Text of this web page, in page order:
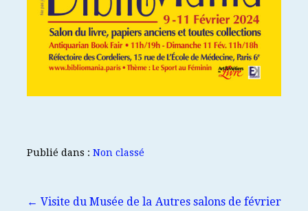
Publié dans : Non classé
← Visite du Musée de la Autres salons de février